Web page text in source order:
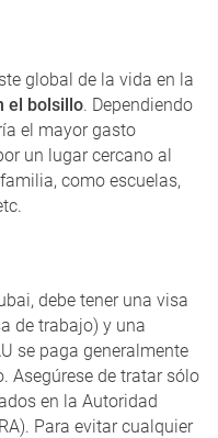
global de la vida en la
el bolsillo. Dependiendo
el mayor gasto
un lugar cercano al
como escuelas,
debe tener una visa
de trabajo) y una
se paga generalmente
Asegúrese de tratar sólo
en la Autoridad
Para evitar cualquier